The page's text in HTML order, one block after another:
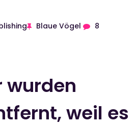
Blaue Vögel
8
wurden
weil es